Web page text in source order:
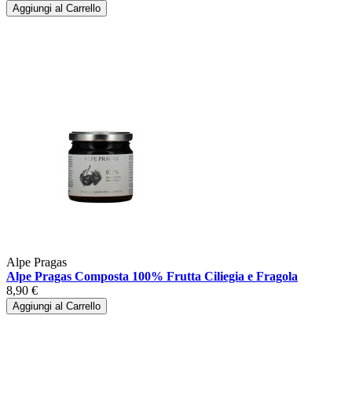
Aggiungi al Carrello
Alpe Pragas
Alpe Pragas Composta 100% Frutta Ciliegia e Fragola
8,90 €
Aggiungi al Carrello